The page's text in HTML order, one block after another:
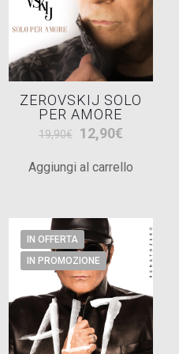
ZEROVSKIJ SOLO
PER AMORE
19,90€ Il
originale
12,90€Il
attuale
Aggiungi al carrello
IN OFFERTA
IN PROMOZIONE